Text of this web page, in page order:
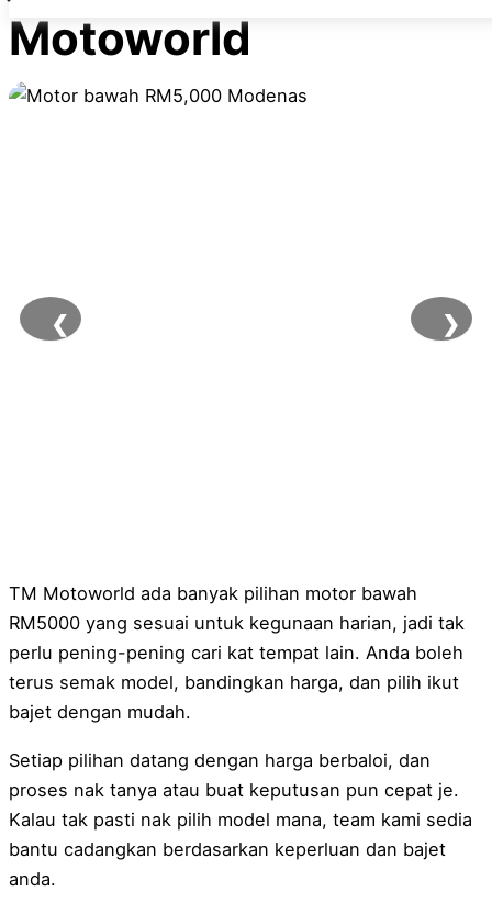
Motoworld
❮ ❯
TM Motoworld ada banyak pilihan motor bawah
RM5000 yang sesuai untuk kegunaan harian, jadi tak
perlu pening-pening cari kat tempat lain. Anda boleh
terus semak model, bandingkan harga, dan pilih ikut
bajet dengan mudah.
Setiap pilihan datang dengan harga berbaloi, dan
proses nak tanya atau buat keputusan pun cepat je.
Kalau tak pasti nak pilih model mana, team kami sedia
bantu cadangkan berdasarkan keperluan dan bajet
anda.